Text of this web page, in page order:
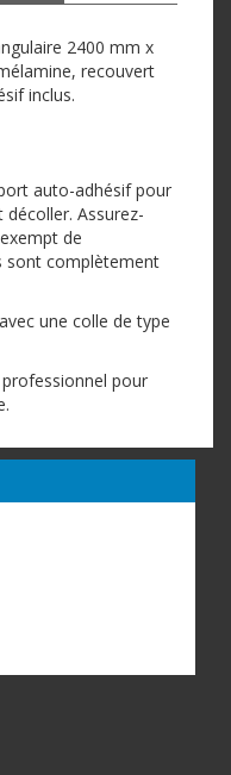
2400 mm x
recouvert
inclus.
auto-adhésif pour
Assurez-
de
sont complètement
une colle de type
pour